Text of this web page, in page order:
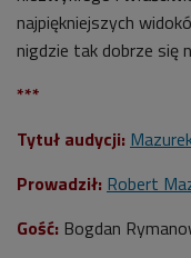
najpiękniejszych
nigdzie tak dobrze się
***
Tytuł audycji:
Prowadził: Robert
Gość: Bogdan